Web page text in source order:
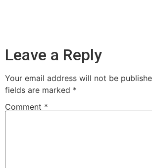
Leave a Reply
Your email address will not be
fields are marked *
Comment *